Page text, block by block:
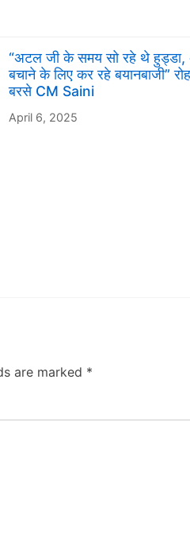
“अटल जी के समय सो रहे थे
बचाने के लिए कर रहे बयानबाजी”
बरसे CM Saini
April 6, 2025
are marked *